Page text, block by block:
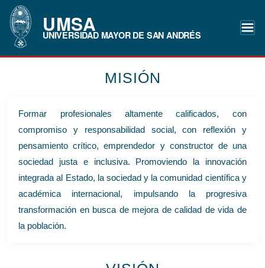
UMSA
UNIVERSIDAD MAYOR DE SAN ANDRÉS
MISIÓN
Formar profesionales altamente calificados, con
compromiso y responsabilidad social, con reflexión y
pensamiento crítico, emprendedor y constructor de una
sociedad justa e inclusiva. Promoviendo la innovación
integrada al Estado, la sociedad y la comunidad científica y
académica internacional, impulsando la progresiva
transformación en busca de mejora de calidad de vida de
la población.